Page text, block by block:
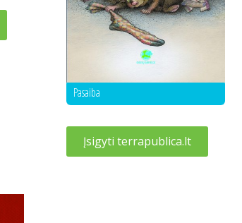
Pasaiba
Įsigyti terrapublica.lt